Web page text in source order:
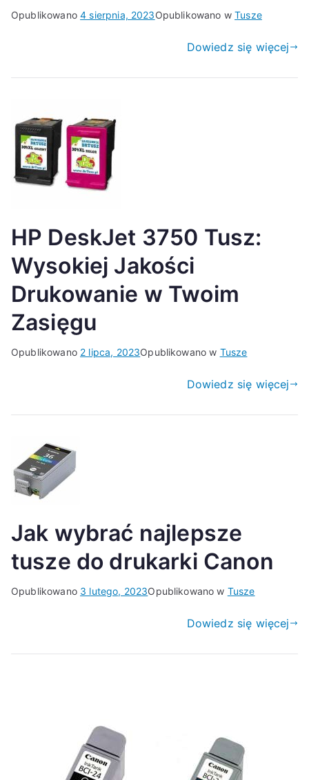
Opublikowano4 sierpnia, 2023Opublikowano wTusze
Dowiedz się więcej
HP DeskJet 3750 Tusz:
Wysokiej Jakości
Drukowanie w Twoim
Zasięgu
Opublikowano 2 lipca, 2023Opublikowano w Tusze
Dowiedz się więcej
Jak wybrać najlepsze
tusze do drukarki Canon
Opublikowano 3 lutego, 2023Opublikowano w Tusze
Dowiedz się więcej